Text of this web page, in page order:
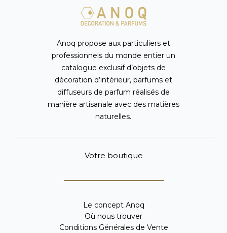
Anoq propose aux particuliers et
professionnels du monde entier un
catalogue exclusif d’objets de
décoration d’intérieur, parfums et
diffuseurs de parfum réalisés de
manière artisanale avec des matières
naturelles.
Votre boutique
Le concept Anoq
Où nous trouver
Conditions Générales de Vente